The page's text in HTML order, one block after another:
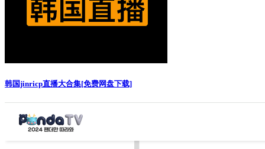
韩国jinricp直播大合集[免费网盘下载]